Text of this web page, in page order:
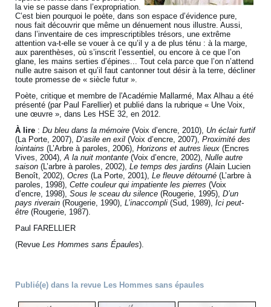
la vie se passe dans l’expropriation.
C’est bien pourquoi le poète, dans son espace d’évidence pure,
nous fait découvrir que même un dénuement nous illustre. Aussi,
dans l’inventaire de ces imprescriptibles trésors, une extrême
attention va-t-elle se vouer à ce qu’il y a de plus ténu : à la marge,
aux parenthèses, où s’inscrit l’essentiel, ou encore à ce que l’on
glane, les mains serties d’épines... Tout cela parce que l’on n’attend
nulle autre saison et qu’il faut cantonner tout désir à la terre, décliner
toute promesse de « siècle futur ».
Poète, critique et membre de l'Académie Mallarmé, Max Alhau a été
présenté (par Paul Farellier) et publié dans la rubrique « Une Voix,
une œuvre », dans Les HSE 32, en 2012.
À lire :Du bleu dans la mémoire (Voix d’encre, 2010), Un éclair furtif
(La Porte, 2007),D’asile en exil (Voix d’encre, 2007), Proximité des
lointains (L’Arbre à paroles, 2006),Horizons et autres lieux (Encres
Vives, 2004),A la nuit montante (Voix d’encre, 2002),Nulle autre
saison (L’arbre à paroles, 2002),Le temps des jardins (Alain Lucien
Benoît, 2002),Ocres (La Porte, 2001),Le fleuve détourné (L’arbre à
paroles, 1998),Cette couleur qui impatiente les pierres (Voix
d’encre, 1998),Sous le sceau du silence (Rougerie, 1995),D’un
pays riverain (Rougerie, 1990),L’inaccompli (Sud, 1989),Ici peut-
être (Rougerie, 1987).
Paul FARELLIER
(RevueLes Hommes sans Épaules).
Publié(e) dans la revue Les Hommes sans épaules